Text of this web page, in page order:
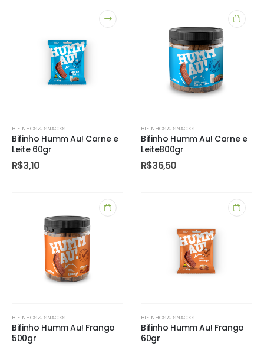
BIFINHOS & SNACKS
Bifinho Humm Au! Carne e
Leite 60gr
R$3,10
BIFINHOS & SNACKS
Bifinho Humm Au! Carne e
Leite800gr
R$36,50
BIFINHOS & SNACKS
Bifinho Humm Au! Frango
500gr
BIFINHOS & SNACKS
Bifinho Humm Au! Frango
60gr